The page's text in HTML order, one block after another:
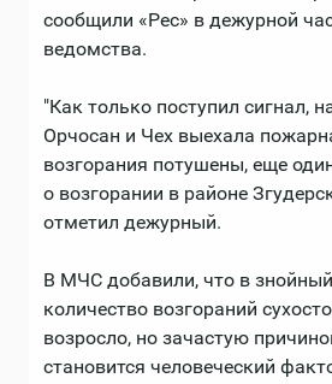
сообщили «Рес» в дежурной
ведомства.
"Как только поступил сигнал,
Орчосан и Чех выехала
возгорания потушены, еще
о возгорании в районе
отметил дежурный.
В МЧС добавили, что в
количество возгораний
возросло, но зачастую
становится человеческий